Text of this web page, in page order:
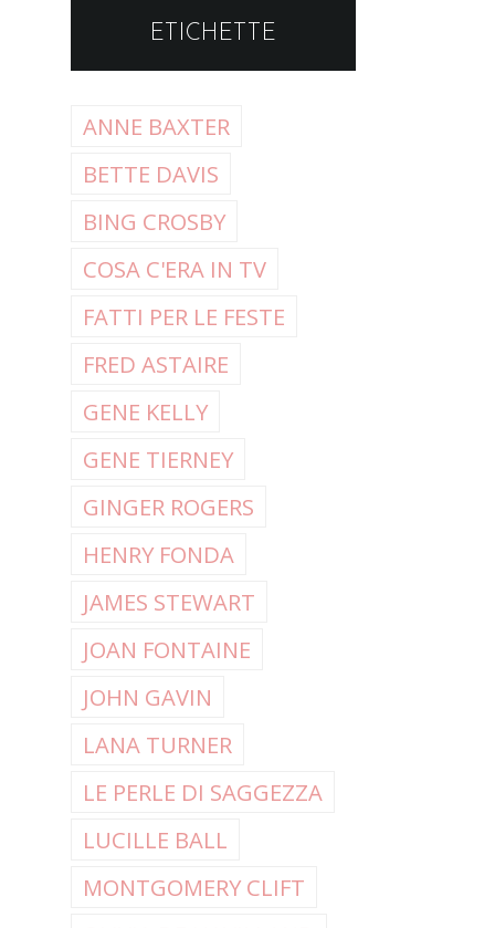
ETICHETTE
ANNE BAXTER
BETTE DAVIS
BING CROSBY
COSA C'ERA IN TV
FATTI PER LE FESTE
FRED ASTAIRE
GENE KELLY
GENE TIERNEY
GINGER ROGERS
HENRY FONDA
JAMES STEWART
JOAN FONTAINE
JOHN GAVIN
LANA TURNER
LE PERLE DI SAGGEZZA
LUCILLE BALL
MONTGOMERY CLIFT